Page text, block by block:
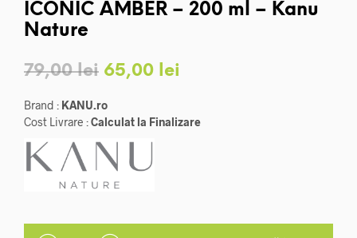
ICONIC AMBER – 200 ml – Kanu
Nature
79,00lei Prețul
a
fost:
79,00 lei.
65,00 lei
este:
Brand : KANU.ro
Cost Livrare :Calculat la Finalizare